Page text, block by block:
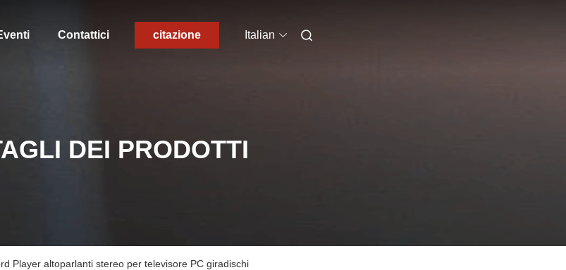
Contattici citazione Italian
DEI PRODOTTI
Player altoparlanti stereo per televisore PC giradischi